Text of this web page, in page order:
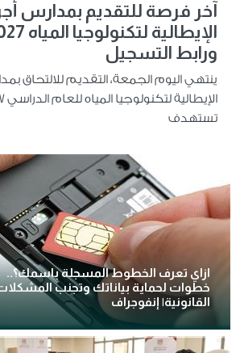
آخر فرصة للتقديم بمدارس
ورابط التسجيل
ينتهي اليوم الجمعة، التقديم للالتحاق
تستهدف
ازاي تعرف الخطوط المسجلة باسمك؟..
خطوات لحماية بياناتك وتجنب
القانونية| إنفوجراف